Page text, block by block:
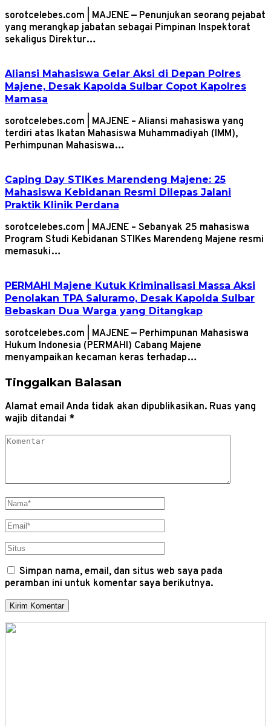
sorotcelebes.com | MAJENE — Penunjukan seorang pejabat
yang merangkap jabatan sebagai Pimpinan Inspektorat
sekaligus Direktur…
Aliansi Mahasiswa Gelar Aksi di Depan Polres
Majene, Desak Kapolda Sulbar Copot Kapolres
Mamasa
sorotcelebes.com | MAJENE – Aliansi mahasiswa yang
terdiri atas Ikatan Mahasiswa Muhammadiyah (IMM),
Perhimpunan Mahasiswa…
Caping Day STIKes Marendeng Majene: 25
Mahasiswa Kebidanan Resmi Dilepas Jalani
Praktik Klinik Perdana
sorotcelebes.com | MAJENE – Sebanyak 25 mahasiswa
Program Studi Kebidanan STIKes Marendeng Majene resmi
memasuki…
PERMAHI Majene Kutuk Kriminalisasi Massa Aksi
Penolakan TPA Saluramo, Desak Kapolda Sulbar
Bebaskan Dua Warga yang Ditangkap
sorotcelebes.com | MAJENE — Perhimpunan Mahasiswa
Hukum Indonesia (PERMAHI) Cabang Majene
menyampaikan kecaman keras terhadap…
Tinggalkan Balasan
Alamat email Anda tidak akan dipublikasikan. Ruas yang
wajib ditandai *
Simpan nama, email, dan situs web saya pada
peramban ini untuk komentar saya berikutnya.